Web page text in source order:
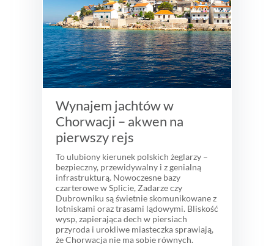
Wynajem jachtów w
Chorwacji – akwen na
pierwszy rejs
To ulubiony kierunek polskich żeglarzy –
bezpieczny, przewidywalny i z genialną
infrastrukturą. Nowoczesne bazy
czarterowe w Splicie, Zadarze czy
Dubrowniku są świetnie skomunikowane z
lotniskami oraz trasami lądowymi. Bliskość
wysp, zapierająca dech w piersiach
przyroda i urokliwe miasteczka sprawiają,
że Chorwacja nie ma sobie równych.